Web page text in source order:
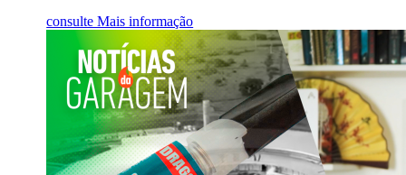
consulte Mais informação